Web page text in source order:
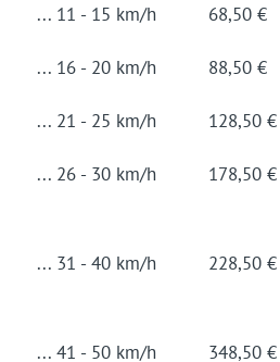
... 11 - 15 km/h 68,50 €
... 16 - 20 km/h 88,50 €
... 21 - 25 km/h 128,50 €
... 26 - 30 km/h 178,50 €
... 31 - 40 km/h 228,50 €
... 41 - 50 km/h 348,50 €